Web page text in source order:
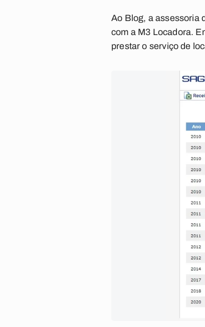
Ao Blog, a assessoria
com a M3 Locadora.
prestar o serviço de